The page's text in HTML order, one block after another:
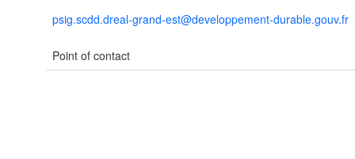
psig.scdd.dreal-grand-est@developpement-durable.gouv.fr
Point of contact